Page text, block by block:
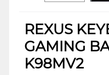
REXUS
GAMING
K98MV2